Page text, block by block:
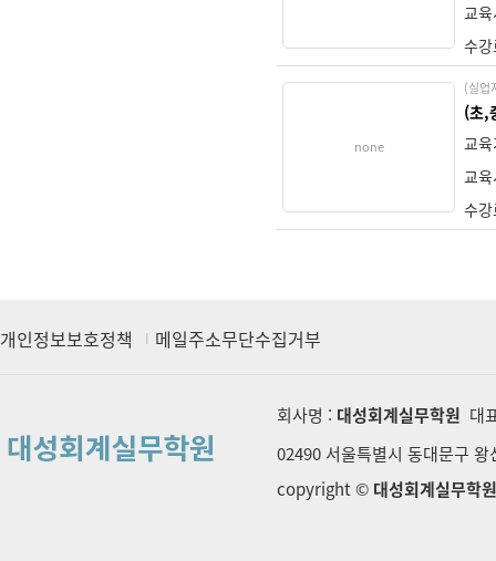
교
수
none
(실업
(초,
교
교
수
개인정보보호정책 메일주소무단수집거부
회사명 : 대성회계실무학원 대
02490 서울특별시 동대문구
copyright © 대성회계실무학원